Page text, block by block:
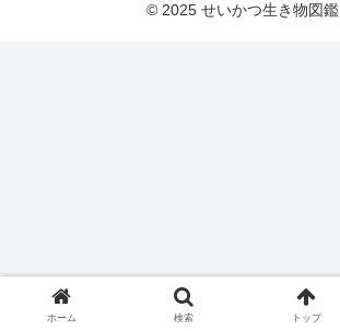
© 2025 せいかつ生き物図鑑.
ホーム 検索 トップ